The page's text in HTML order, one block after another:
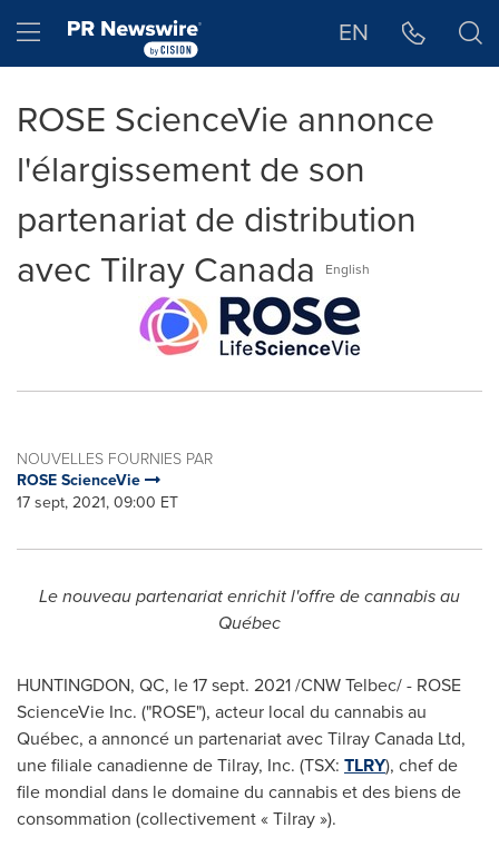
Hamburger menu EN
ROSE ScienceVie annonce
l'élargissement de son
partenariat de distribution
avec Tilray Canada
English
NOUVELLES FOURNIES PAR
ROSE ScienceVie
17 sept, 2021, 09:00 ET
Le nouveau partenariat enrichit l'offre de cannabis au
Québec
HUNTINGDON, QC, le17 sept. 2021/CNW Telbec/ - ROSE
ScienceVie Inc. ("ROSE"), acteur local du cannabis au
Québec, a annoncé un partenariat avec Tilray Canada Ltd,
une filiale canadienne de Tilray, Inc. (TSX: TLRY), chef de
file mondial dans le domaine du cannabis et des biens de
consommation (collectivement « Tilray »).